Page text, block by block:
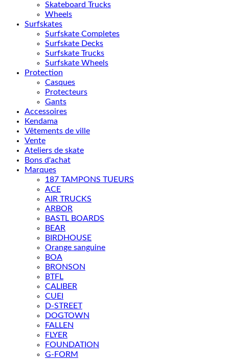
Skateboard Trucks
Wheels
Surfskates
Surfskate Completes
Surfskate Decks
Surfskate Trucks
Surfskate Wheels
Protection
Casques
Protecteurs
Gants
Accessoires
Kendama
Vêtements de ville
Vente
Ateliers de skate
Bons d'achat
Marques
187 TAMPONS TUEURS
ACE
AIR TRUCKS
ARBOR
BASTL BOARDS
BEAR
BIRDHOUSE
Orange sanguine
BOA
BRONSON
BTFL
CALIBER
CUEI
D-STREET
DOGTOWN
FALLEN
FLYER
FOUNDATION
G-FORM